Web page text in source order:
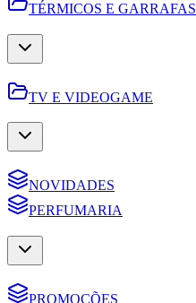
TÉRMICOS E GARRAFAS
TV E VIDEOGAME
NOVIDADES
PERFUMARIA
PROMOÇÕES